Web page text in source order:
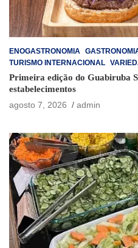
ENOGASTRONOMIA
TURISMO INTERNACIONAL
Primeira edição do Guabiruba
estabelecimentos
agosto 7, 2026
admin